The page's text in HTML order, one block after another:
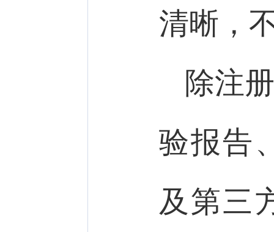
清晰，
除注
验报告
及第三